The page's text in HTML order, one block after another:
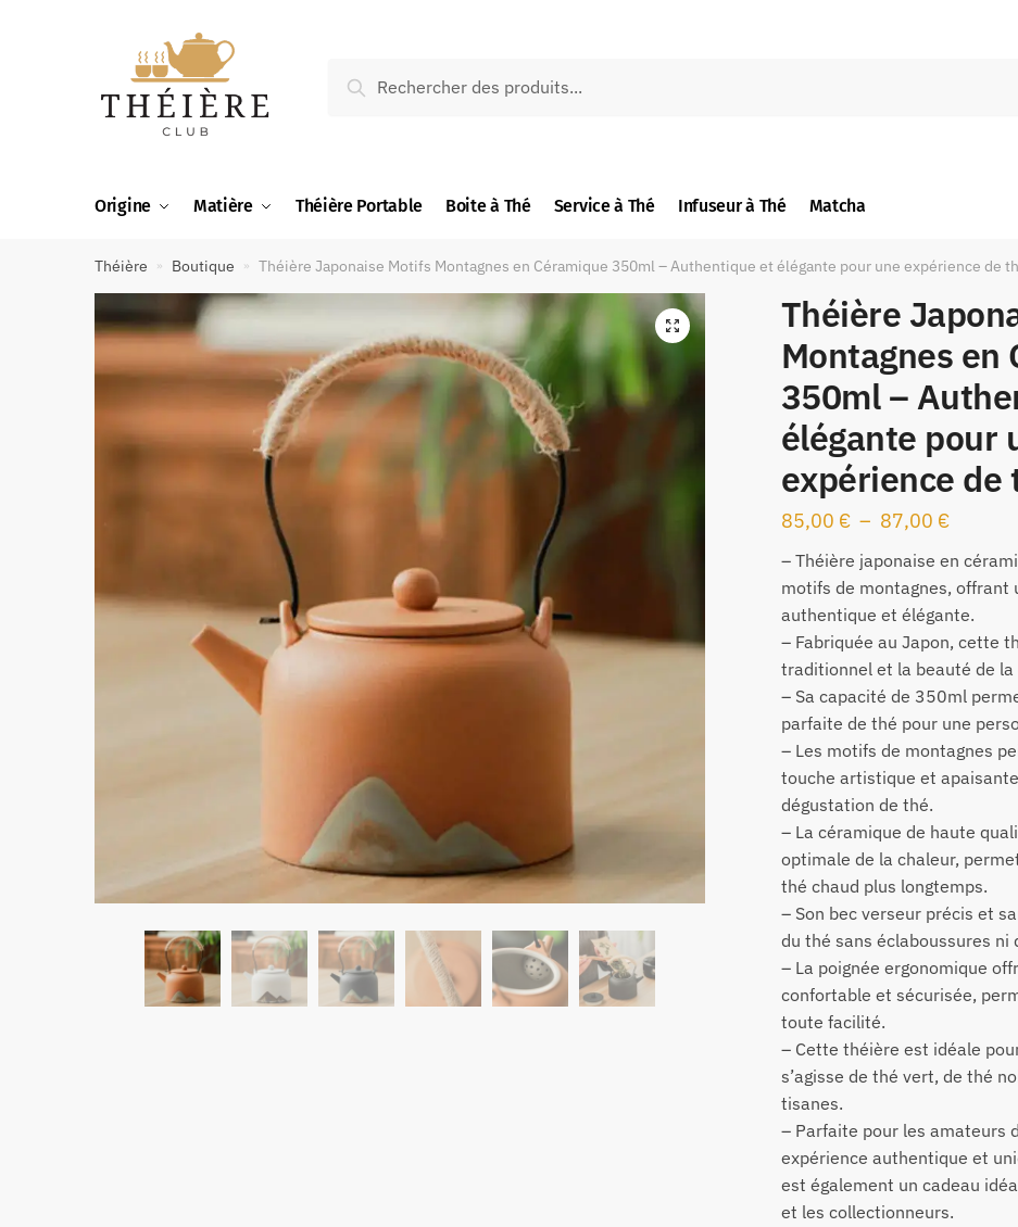
Recherche
Origine Matière Théière Portable Boite à Thé Service à Thé Infuseur à Thé Matcha
Théière » Boutique » Théière Japonaise Motifs Montagnes en Céramique 350ml – Authentique et élégante pour une expérience de
🔍
Théière
Montagnes en
350ml –
élégante pour
expérience de
85,00 € – 87,00 €
– Théière japonaise en
motifs de montagnes, offrant
authentique et élégante.
– Fabriquée au Japon, cette
traditionnel et la beauté de
– Sa capacité de 350ml
parfaite de thé pour une
– Les motifs de montagnes
touche artistique et
dégustation de thé.
– La céramique de haute
optimale de la chaleur,
thé chaud plus longtemps.
– Son bec verseur précis et
du thé sans éclaboussures ni
– La poignée ergonomique
confortable et sécurisée,
toute facilité.
– Cette théière est idéale
s’agisse de thé vert, de thé
tisanes.
– Parfaite pour les amateurs
expérience authentique et
est également un cadeau
et les collectionneurs.